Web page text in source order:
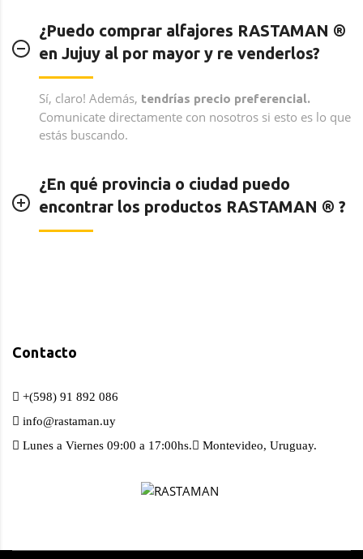
¿Puedo comprar alfajores RASTAMAN ®️
en Jujuy al por mayor y re venderlos?
Sí, claro! Además, tendrías precio preferencial.
Comunicate directamente con nosotros si esto es lo que
estás buscando.
¿En qué provincia o ciudad puedo
encontrar los productos RASTAMAN ®️ ?
Contacto
+(598) 91 892 086
info@rastaman.uy
Lunes a Viernes 09:00 a 17:00hs.
Montevideo, Uruguay.